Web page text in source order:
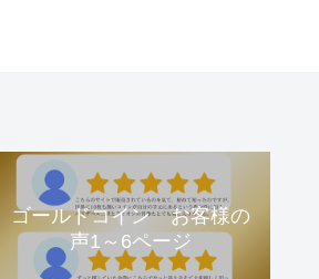
ゴールドコイン お客様の
声1～6ページ